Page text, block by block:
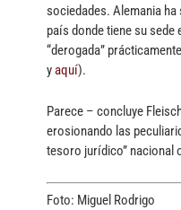
sociedades. Alemania ha
país donde tiene su sede
“derogada”
yaquí).
Parece – concluye
erosionando las
tesoro jurídico” nacional
Foto: Miguel Rodrigo